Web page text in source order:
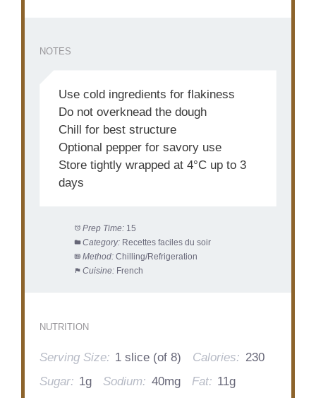
NOTES
Use cold ingredients for flakiness
Do not overknead the dough
Chill for best structure
Optional pepper for savory use
Store tightly wrapped at 4°C up to 3
days
Prep Time: 15
Category: Recettes faciles du soir
Method: Chilling/Refrigeration
Cuisine: French
NUTRITION
Serving Size: 1 slice (of 8) Calories: 230
Sugar: 1g Sodium: 40mg Fat: 11g